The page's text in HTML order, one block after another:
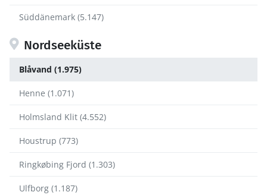
Süddänemark (5.147)
Nordseeküste
Blåvand (1.975)
Henne (1.071)
Holmsland Klit (4.552)
Houstrup (773)
Ringkøbing Fjord (1.303)
Ulfborg (1.187)